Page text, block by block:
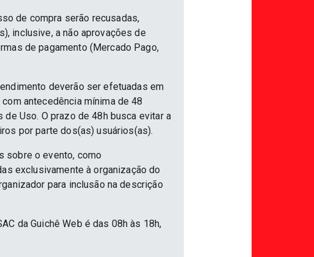
de compra serão recusadas,
inclusive, a não aprovações de
de pagamento (Mercado Pago,
deverão ser efetuadas em
antecedência mínima de 48
Uso. O prazo de 48h busca evitar a
por parte dos(as) usuários(as).
sobre o evento, como
exclusivamente à organização do
para inclusão na descrição
da Guichê Web é das 08h às 18h,